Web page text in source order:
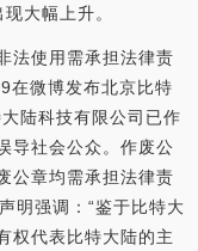
大幅上升。
法使用需承担法律责
在微博发布北京比特
陆科技有限公司已作
导社会公众。作废公
公章均需承担法律责
明强调：“鉴于比特大
权代表比特大陆的主